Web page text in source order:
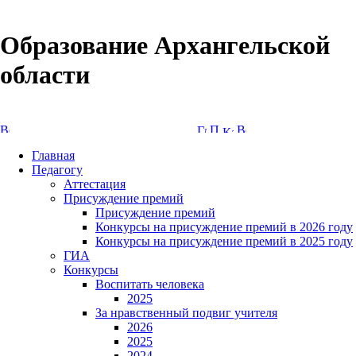
Образование Архангельской
области
Главная
Педагогу
Аттестация
Присуждение премий
Присуждение премий
Конкурсы на присуждение премий в 2026 году
Конкурсы на присуждение премий в 2025 году
ГИА
Конкурсы
Воспитать человека
2025
За нравственный подвиг учителя
2026
2025